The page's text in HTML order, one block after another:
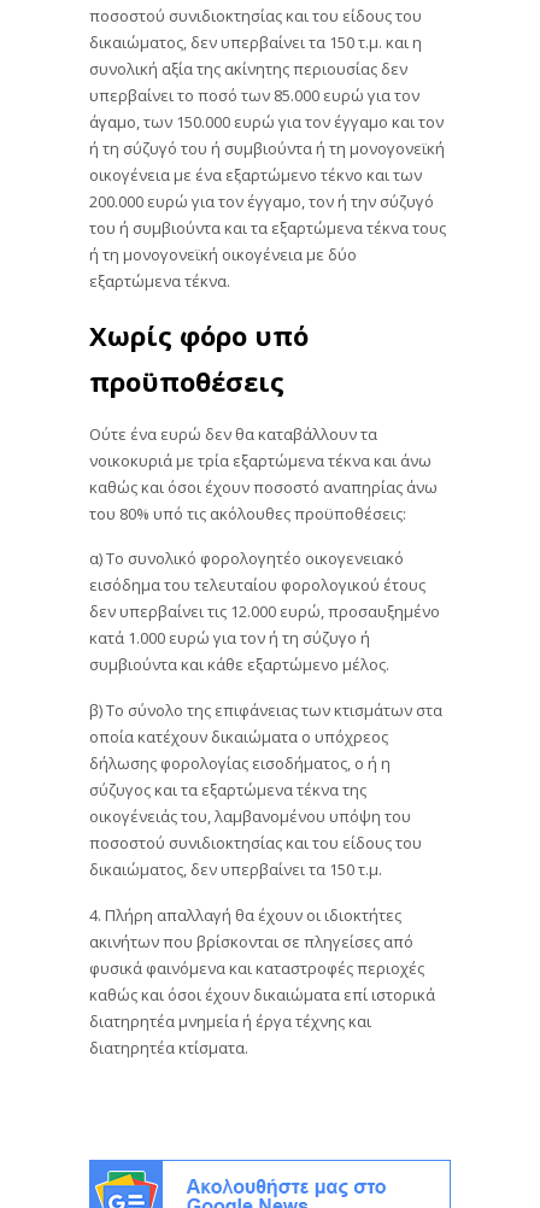
ποσοστού συνιδιοκτησίας και του είδους του
δικαιώματος, δεν υπερβαίνει τα 150 τ.μ. και η
συνολική αξία της ακίνητης περιουσίας δεν
υπερβαίνει το ποσό των 85.000 ευρώ για τον
άγαμο, των 150.000 ευρώ για τον έγγαμο και τον
ή τη σύζυγό του ή συμβιούντα ή τη μονογονεϊκή
οικογένεια με ένα εξαρτώμενο τέκνο και των
200.000 ευρώ για τον έγγαμο, τον ή την σύζυγό
του ή συμβιούντα και τα εξαρτώμενα τέκνα τους
ή τη μονογονεϊκή οικογένεια με δύο
εξαρτώμενα τέκνα.
Χωρίς φόρο υπό
προϋποθέσεις
Ούτε ένα ευρώ δεν θα καταβάλλουν τα
νοικοκυριά με τρία εξαρτώμενα τέκνα και άνω
καθώς και όσοι έχουν ποσοστό αναπηρίας άνω
του 80% υπό τις ακόλουθες προϋποθέσεις:
α) Το συνολικό φορολογητέο οικογενειακό
εισόδημα του τελευταίου φορολογικού έτους
δεν υπερβαίνει τις 12.000 ευρώ, προσαυξημένο
κατά 1.000 ευρώ για τον ή τη σύζυγο ή
συμβιούντα και κάθε εξαρτώμενο μέλος.
β) Το σύνολο της επιφάνειας των κτισμάτων στα
οποία κατέχουν δικαιώματα ο υπόχρεος
δήλωσης φορολογίας εισοδήματος, ο ή η
σύζυγος και τα εξαρτώμενα τέκνα της
οικογένειάς του, λαμβανομένου υπόψη του
ποσοστού συνιδιοκτησίας και του είδους του
δικαιώματος, δεν υπερβαίνει τα 150 τ.μ.
4. Πλήρη απαλλαγή θα έχουν οι ιδιοκτήτες
ακινήτων που βρίσκονται σε πληγείσες από
φυσικά φαινόμενα και καταστροφές περιοχές
καθώς και όσοι έχουν δικαιώματα επί ιστορικά
διατηρητέα μνημεία ή έργα τέχνης και
διατηρητέα κτίσματα.